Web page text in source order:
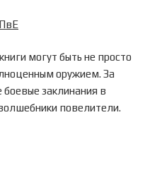
могут быть не просто
оружием. За
заклинания в
повелители.